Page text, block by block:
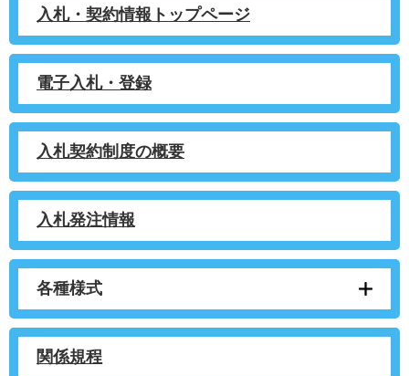
入札・契約情報トップページ
電子入札・登録
入札契約制度の概要
入札発注情報
各種様式
関係規程